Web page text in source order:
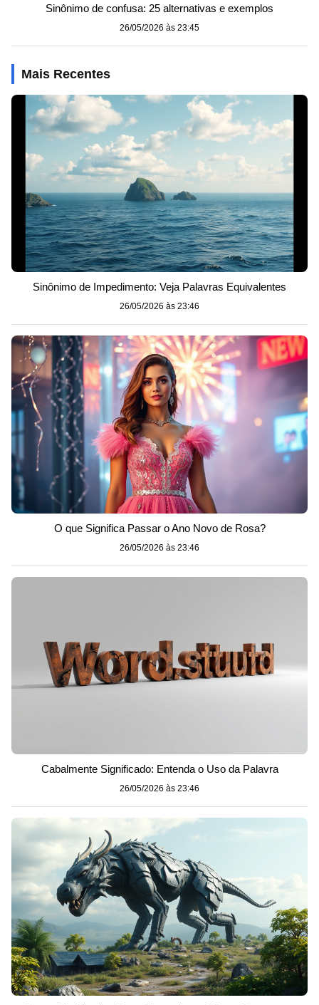
Sinônimo de confusa: 25 alternativas e exemplos
26/05/2026 às 23:45
Mais Recentes
Sinônimo de Impedimento: Veja Palavras Equivalentes
26/05/2026 às 23:46
O que Significa Passar o Ano Novo de Rosa?
26/05/2026 às 23:46
Cabalmente Significado: Entenda o Uso da Palavra
26/05/2026 às 23:46